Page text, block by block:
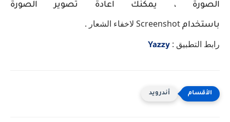
الصورة ، يمكنك اعادة تصوير الصورة
باستخدام Screenshot لاخفاء الشعار .
رابط التطبيق : Yazzy
أندرويد